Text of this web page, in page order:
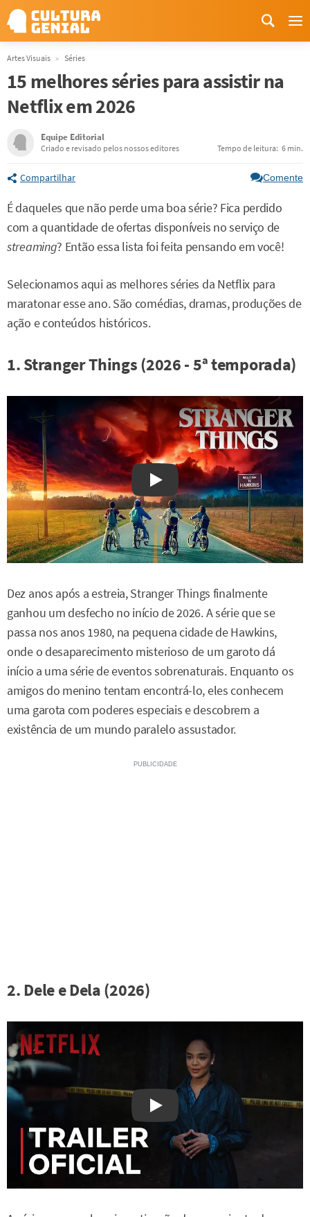
Artes Visuais Séries
15 melhores séries para assistir na
Netflix em 2026
Equipe Editorial
Criado e revisado pelos nossos editores Tempo de leitura: 6 min.
Compartilhar Comente
É daqueles que não perde uma boa série? Fica perdido
com a quantidade de ofertas disponíveis no serviço de
streaming? Então essa lista foi feita pensando em você!
Selecionamos aqui as melhores séries da Netflix para
maratonar esse ano. São comédias, dramas, produções de
ação e conteúdos históricos.
1. Stranger Things (2026 - 5ª temporada)
Watch on YouTube
Dez anos após a estreia, Stranger Things finalmente
ganhou um desfecho no início de 2026. A série que se
passa nos anos 1980, na pequena cidade de Hawkins,
onde o desaparecimento misterioso de um garoto dá
início a uma série de eventos sobrenaturais. Enquanto os
amigos do menino tentam encontrá-lo, eles conhecem
uma garota com poderes especiais e descobrem a
existência de um mundo paralelo assustador.
2. Dele e Dela (2026)
Watch on YouTube